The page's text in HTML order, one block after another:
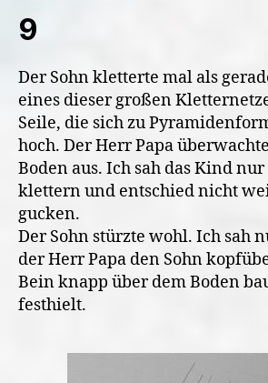
9
Der Sohn kletterte mal als
eines dieser großen
Seile, die sich zu
hoch. Der Herr Papa
Boden aus. Ich sah das Kind
klettern und entschied nicht
gucken.
Der Sohn stürzte wohl. Ich sah
der Herr Papa den Sohn
Bein knapp über dem Boden
festhielt.